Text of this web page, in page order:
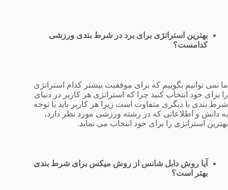
بهترین استراتژی برای برد در شرط بندی ورزشی
کدامست؟
ما نمی توانیم بگوییم که برای موفقیت بیشتر کدام استراتژی
را برای خود انتخاب کنید چرا که استراتژی هر کاربر در دنیای
شرط بندی با دیگری متفاوت است زیرا هر کاربر باید با توجه
به دانش و اطلاعاتی که در رشته ورزشی مورد نظر دارد،
بهترین استراتژی را برای خود انتخاب می نماید.
آیا روش دابل شانس از روش میکس برای شرط بندی
بهتر است؟